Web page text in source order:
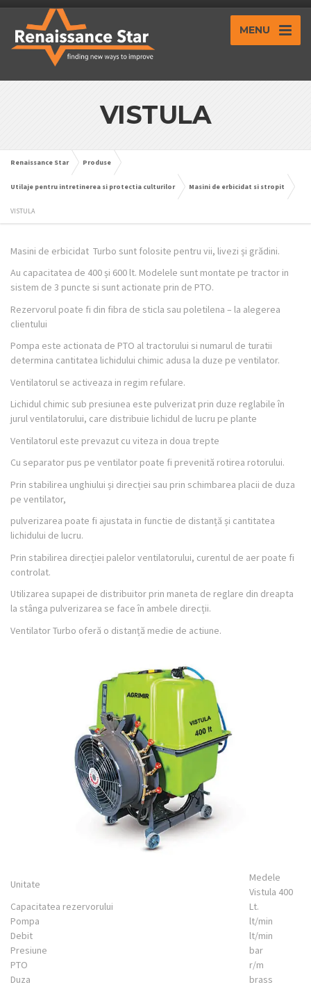
MENU
VISTULA
Renaissance Star Produse
Utilaje pentru intretinerea si protectia culturilor Masini de erbicidat si stropit
VISTULA
Masini de erbicidat Turbo sunt folosite pentru vii, livezi și grădini.
Au capacitatea de 400 și 600 lt. Modelele sunt montate pe tractor in
sistem de 3 puncte si sunt actionate prin de PTO.
Rezervorul poate fi din fibra de sticla sau poletilena – la alegerea
clientului
Pompa este actionata de PTO al tractorului si numarul de turatii
determina cantitatea lichidului chimic adusa la duze pe ventilator.
Ventilatorul se activeaza in regim refulare.
Lichidul chimic sub presiunea este pulverizat prin duze reglabile în
jurul ventilatorului, care distribuie lichidul de lucru pe plante
Ventilatorul este prevazut cu viteza in doua trepte
Cu separator pus pe ventilator poate fi prevenită rotirea rotorului.
Prin stabilirea unghiului și direcției sau prin schimbarea placii de duza
pe ventilator,
pulverizarea poate fi ajustata in functie de distanță și cantitatea
lichidului de lucru.
Prin stabilirea direcției palelor ventilatorului, curentul de aer poate fi
controlat.
Utilizarea supapei de distribuitor prin maneta de reglare din dreapta
la stânga pulverizarea se face în ambele direcții.
Ventilator Turbo oferă o distanță medie de actiune.
Unitate
Medele
Vistula 400
Capacitatea rezervorului
Lt.
Pompa
lt/min
Debit
lt/min
Presiune
bar
PTO
r/m
Duza
brass